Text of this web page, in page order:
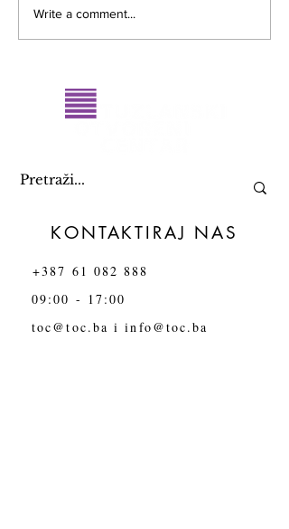
Write a comment...
KONTAKTIRAJ NAS
+387 61 082 888
09:00 - 17:00
toc@toc.ba iinfo@toc.ba